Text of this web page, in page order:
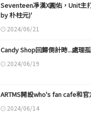
Seventeen凈漢X圓佑，Unit主
by 朴柱元)'
2024/06/21
Candy Shop回歸倒計時...處理
2024/06/19
ARTMS開設who's fan cafe和
2024/06/14